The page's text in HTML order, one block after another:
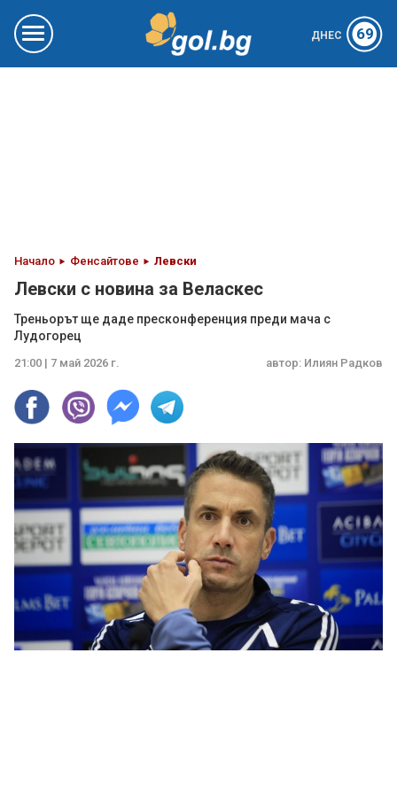
ДНЕС 69
Начало Фенсайтове Левски
Левски с новина за Веласкес
Треньорът ще даде пресконференция преди мача с
Лудогорец
21:00 | 7 май 2026 г. автор: Илиян Радков